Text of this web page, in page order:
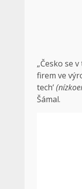
„Česko se
firem ve
tech‘
Šámal.